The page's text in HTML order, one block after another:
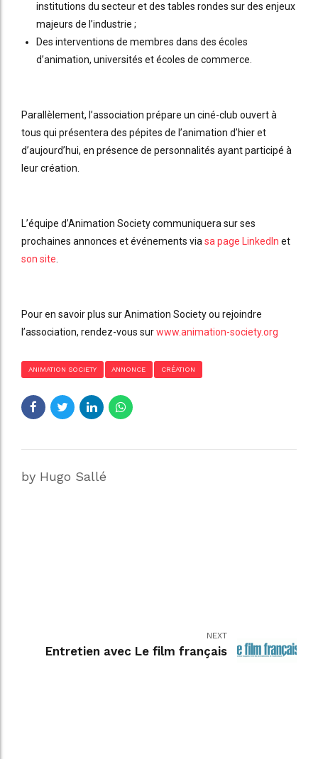
institutions du secteur et des tables rondes sur des enjeux
majeurs de l’industrie ;
Des interventions de membres dans des écoles
d’animation, universités et écoles de commerce.
Parallèlement, l’association prépare un ciné-club ouvert à
tous qui présentera des pépites de l’animation d’hier et
d’aujourd’hui, en présence de personnalités ayant participé à
leur création.
L’équipe d’Animation Society communiquera sur ses
prochaines annonces et événements viasa page LinkedIn et
son site.
Pour en savoir plus sur Animation Society ou rejoindre
l’association, rendez-vous surwww.animation-society.org
ANIMATION SOCIETY ANNONCE CRÉATION
by Hugo Sallé
NEXT
Entretien avec Le film français